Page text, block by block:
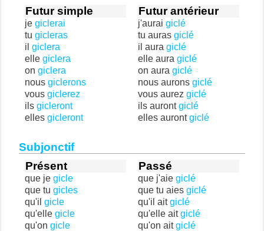
Futur simple
je giclerai
tu gicleras
il giclera
elle giclera
on giclera
nous giclerons
vous giclerez
ils gicleront
elles gicleront
Futur antérieur
j'aurai giclé
tu auras giclé
il aura giclé
elle aura giclé
on aura giclé
nous aurons giclé
vous aurez giclé
ils aurontgiclé
elles aurontgiclé
Subjonctif
Présent
que je gicle
que tu gicles
qu'il gicle
qu'elle gicle
qu'on gicle
Passé
que j'aie giclé
que tu aies giclé
qu'il aitgiclé
qu'elle aitgiclé
qu'on aitgiclé